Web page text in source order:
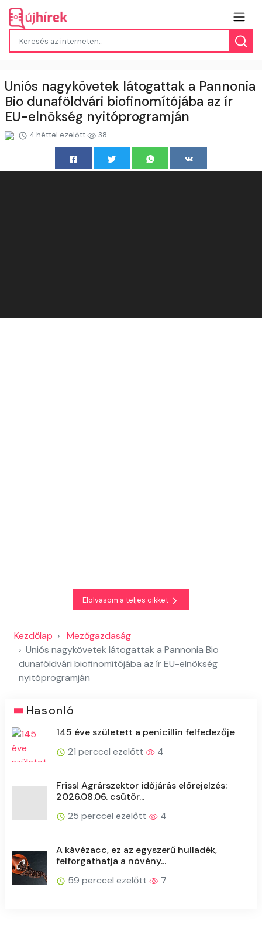
Uniós nagykövetek látogattak a Pannonia
Bio dunaföldvári biofinomítójába az ír
EU-elnökség nyitóprogramján
4 héttel ezelőtt 38
Elolvasom a teljes cikket
Kezdőlap
Mezőgazdaság
Uniós nagykövetek látogattak a Pannonia Bio
dunaföldvári biofinomítójába az ír EU-elnökség
nyitóprogramján
Hasonló
145 éve született a penicillin felfedezője
21 perccel ezelőtt
4
Friss! Agrárszektor időjárás előrejelzés:
2026.08.06. csütör...
25 perccel ezelőtt
4
A kávézacc, ez az egyszerű hulladék,
felforgathatja a növény...
59 perccel ezelőtt
7